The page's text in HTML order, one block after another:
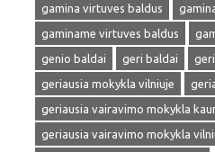
gamina virtuves baldus
gaminame virtuves baldus
genio baldai
geri baldai
geriausia mokykla vilniuje
geriausia vairavimo mokykla
geriausia vairavimo mokykla